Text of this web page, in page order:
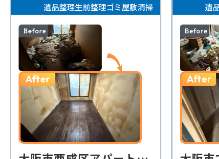
遺品整理生前整理ゴミ屋敷清掃
Before
After
遺
Before
After